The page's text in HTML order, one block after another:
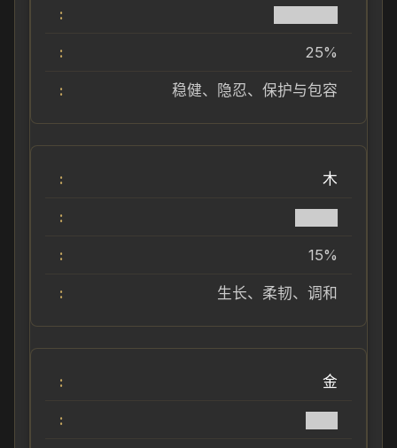
25%
稳健、隐忍、保护与包容
木
15%
生长、柔韧、调和
金